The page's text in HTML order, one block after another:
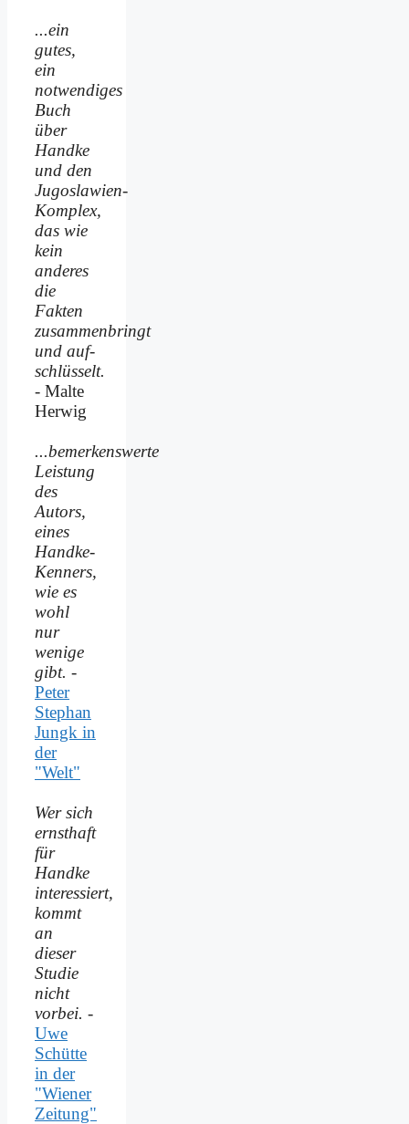
...ein
gutes,
ein
notwendiges
Buch
über
Handke
und den
Jugoslawien-
Komplex,
das wie
kein
anderes
die
Fakten
zusammenbringt
und auf­
schlüsselt.
- Malte
Herwig
...bemerkenswerte
Leistung
des
Autors,
eines
Handke-
Kenners,
wie es
wohl
nur
wenige
gibt. -
Peter
Stephan
Jungk in
der
"Welt"
Wer sich
ernsthaft
für
Handke
interessiert,
kommt
an
dieser
Studie
nicht
vorbei. -
Uwe
Schütte
in der
"Wiener
Zeitung"